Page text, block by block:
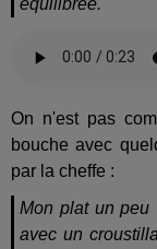
On n'est pas
bouche avec
par la cheffe :
Mon plat un peu
avec un